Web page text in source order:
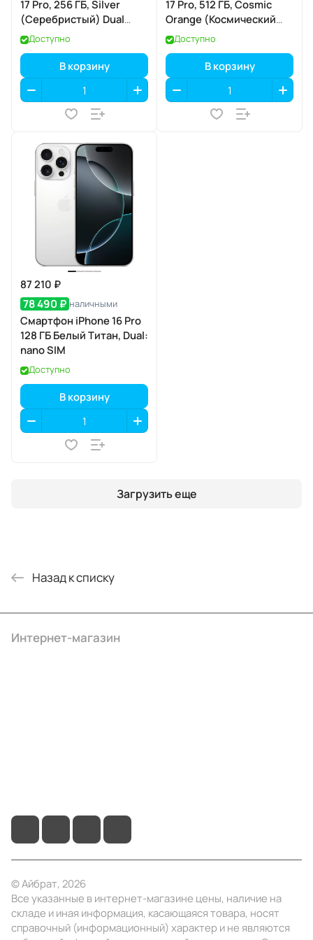
17 Pro, 256 ГБ, Silver
(Серебристый) Dual
eSIM
Доступно
В корзину
17 Pro, 512 ГБ, Cosmic
Orange (Космический
оранжевый) SIM+eSIM
Доступно
В корзину
87 210 ₽
78 490 ₽ наличными
Смартфон iPhone 16 Pro
128 ГБ Белый Титан, Dual:
nano SIM
Доступно
В корзину
Загрузить еще
Назад к списку
Интернет-магазин
© Айбрат, 2026
Все указанные в интернет-магазине цены, наличие на
складе и иная информация, касающаяся товара, носят
справочный (информационный) характер и не являются